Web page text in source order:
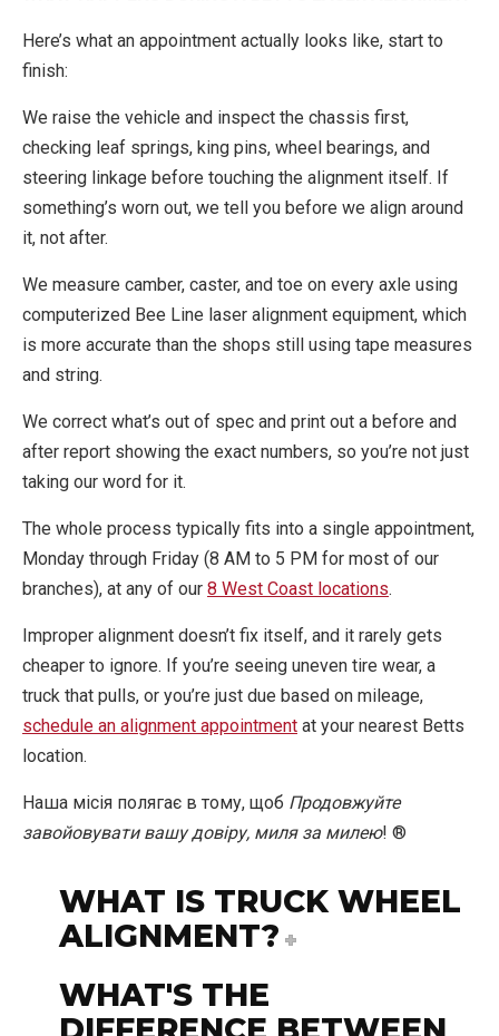
Here’s what an appointment actually looks like, start to
finish:
We raise the vehicle and inspect the chassis first,
checking leaf springs, king pins, wheel bearings, and
steering linkage before touching the alignment itself. If
something’s worn out, we tell you before we align around
it, not after.
We measure camber, caster, and toe on every axle using
computerized Bee Line laser alignment equipment, which
is more accurate than the shops still using tape measures
and string.
We correct what’s out of spec and print out a before and
after report showing the exact numbers, so you’re not just
taking our word for it.
The whole process typically fits into a single appointment,
Monday through Friday (8 AM to 5 PM for most of our
branches), at any of our 8 West Coast locations.
Improper alignment doesn’t fix itself, and it rarely gets
cheaper to ignore. If you’re seeing uneven tire wear, a
truck that pulls, or you’re just due based on mileage,
schedule an alignment appointment at your nearest Betts
location.
Наша місія полягає в тому, щоб Продовжуйте
завойовувати вашу довіру, миля за милею! ®
WHAT IS TRUCK WHEEL
ALIGNMENT?
WHAT'S THE